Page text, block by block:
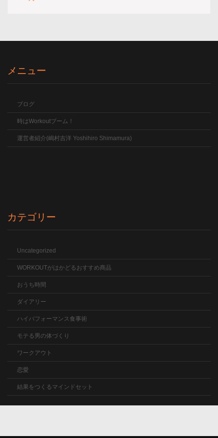
メニュー
ブログ
時はWorkoutブーム！
運営者紹介(嶋村吉洋 Yoshihiro Shimamura)
カテゴリー
Uncategorized
WORKOUTがはかどるおすすめ商品
おうち時間
ダイアリー
ハイパフォーマンス食事術
モテる男の体づくり
ワークアウト
恋愛
結果をつくるマインドセット